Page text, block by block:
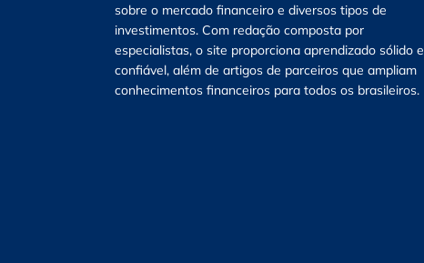
sobre o mercado financeiro e diversos tipos de
investimentos. Com redação composta por
especialistas, o site proporciona aprendizado sólido e
confiável, além de artigos de parceiros que ampliam
conhecimentos financeiros para todos os brasileiros.